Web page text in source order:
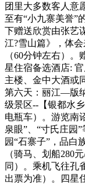
团里大多数客人意
至有“小九寨美誉”
下赠送欣赏由张艺
江?雪山篇》，体
（60分钟左右）
星住宿备选酒店:
主楼、金中大酒或
第六天：丽江—版
级景区--【银都水
电瓶车）。游览南
泉眼”、“寸氏庄园
园“石寨子”，品白
（骑马、划船280
同）。乘机飞往孔
出票为准）。四星